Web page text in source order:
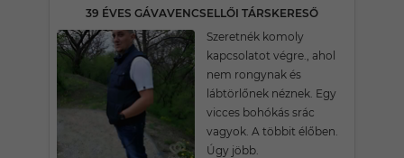
39 ÉVES GÁVAVENCSELLŐI TÁRSKERESŐ
Szeretnék komoly
kapcsolatot végre., ahol
nem rongynak és
lábtörlőnek néznek. Egy
vicces bohókás srác
vagyok. A többit élőben.
Úgy jöbb.